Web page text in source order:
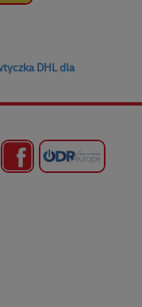
DHL dla